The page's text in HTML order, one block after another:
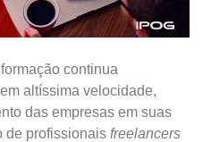
continua
altíssima velocidade,
das empresas em suas
de profissionais freelancers